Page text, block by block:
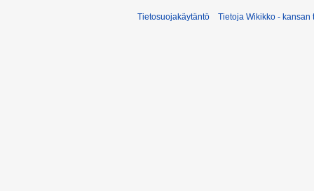
Tietosuojakäytäntö Tietoja Wikikko - kansan